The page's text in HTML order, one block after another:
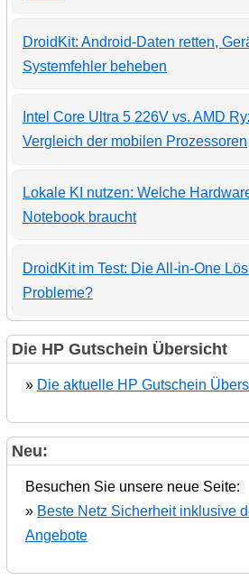
DroidKit: Android-Daten retten,
Systemfehler beheben
Intel Core Ultra 5 226V vs. AMD
Vergleich der mobilen Prozessoren
Lokale KI nutzen: Welche
Notebook braucht
DroidKit im Test: Die All-in-One
Probleme?
Die HP Gutschein Übersicht
» Die aktuelle HP Gutschein
Neu:
Besuchen Sie unsere neue Seite:
» Beste Netz Sicherheit inklusive
Angebote